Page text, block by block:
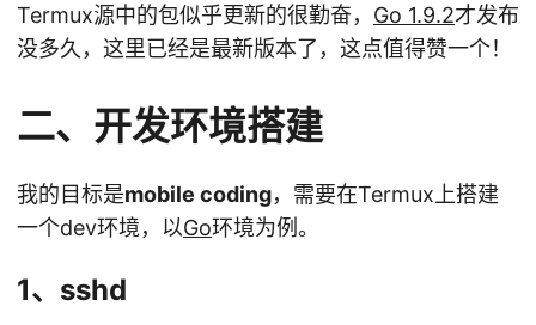
Termux源中的包似乎更新的很勤奋， Go 1.9.2才发布
没多久，这里已经是最新版本了，这点值得赞一个！
二、开发环境搭建
我的目标是mobile coding，需要在Termux上搭建
一个dev环境，以Go环境为例。
1、sshd